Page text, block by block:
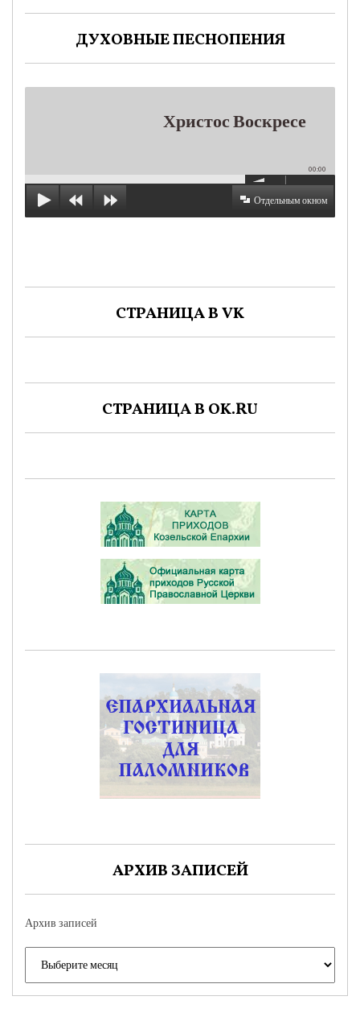
ДУХОВНЫЕ ПЕСНОПЕНИЯ
Христос Воскресе
00:00
Отдельным окном
СТРАНИЦА В VK
СТРАНИЦА В OK.RU
АРХИВ ЗАПИСЕЙ
Архив записей